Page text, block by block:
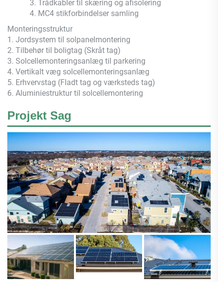
3. Trådkabler til skæring og afisolering
4. MC4 stikforbindelser samling
Monteringsstruktur
1. Jordsystem til solpanelmontering
2. Tilbehør til boligtag (Skråt tag)
3. Solcellemonteringsanlæg til parkering
4. Vertikalt væg solcellemonteringsanlæg
5. Erhvervstag (Fladt tag og værksteds tag)
6. Aluminiestruktur til solcellemontering
Projekt Sag